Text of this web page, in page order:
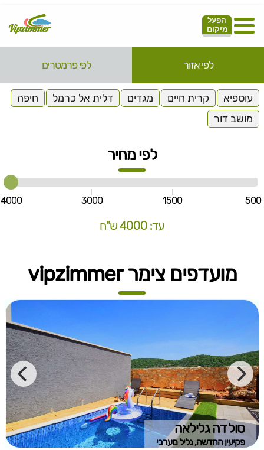
הפעל
מיקום
לפי אזור לפי פרמטרים
עוספיא קרית חיים מגדים דלית אל כרמל
חיפה
מושב דור
לפי מחיר
500
1500
3000
4000
עד: 4000 ש"ח
מועדפים צימר vipzimmer
סול דה גלילאה
פקיעין החדשה, גליל מערבי